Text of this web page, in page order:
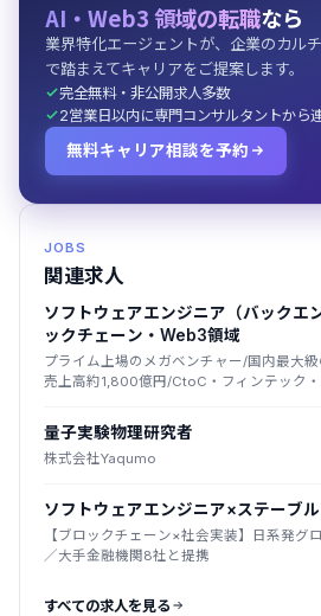
AI・Web3 領域の転職なら
業界特化エージェントが、企業のカル
で踏まえてキャリアをご提案します。
完全無料・非公開求人多数
2営業日以内に専門コンサルタントから
無料キャリア相談を予約
JOBS
関連求人
ソフトウェアエンジニア（バックエ
ックチェーン・Web3領域
プライム上場のメガベンチャー/国内最大
売上高約1,800億円/CtoC・フィンテック
量子実験物理研究者
株式会社Yaqumo
ソフトウェアエンジニア×ステーブ
【ブロックチェーン×社会実装】日系発グ
／大手金融機関8社と提携
すべての求人を見る